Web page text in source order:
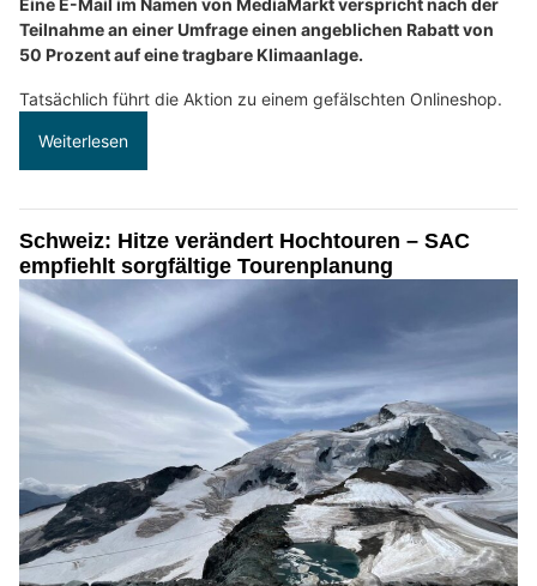
Eine E-Mail im Namen von MediaMarkt verspricht nach der
Teilnahme an einer Umfrage einen angeblichen Rabatt von
50 Prozent auf eine tragbare Klimaanlage.
Tatsächlich führt die Aktion zu einem gefälschten Onlineshop.
Weiterlesen
Schweiz: Hitze verändert Hochtouren – SAC
empfiehlt sorgfältige Tourenplanung